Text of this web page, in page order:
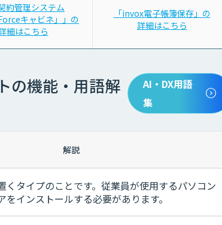
約管理システム
キャビネ」」の
細はこちら
「invox電子帳簿保存」の
詳細はこちら
の機能・用語解
AI・DX用語
集
解説
くタイプのことです。従業員が使用するパソコン
をインストールする必要があります。